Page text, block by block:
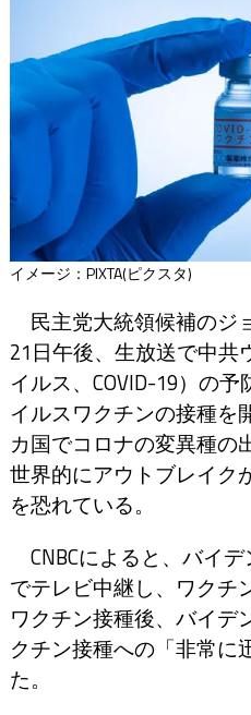
イメージ：PIXTA(ピクスタ)
民主党大統領候補のジ
21日午後、生放送で中共
イルス、COVID-19）の
イルスワクチンの接種を
カ国でコロナの変異種の
世界的にアウトブレイク
を恐れている。
CNBCによると、バイ
でテレビ中継し、ワクチ
ワクチン接種後、バイデ
クチン接種への「非常に
た。